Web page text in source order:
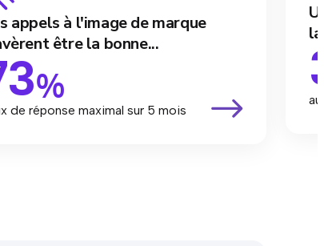
appels à l'image de marque
être la bonne...
%
de réponse maximal sur 5 mois